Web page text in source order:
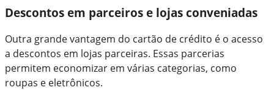
Descontos em parceiros e lojas conveniadas
Outra grande vantagem do cartão de crédito é o acesso
a descontos em lojas parceiras. Essas parcerias
permitem economizar em várias categorias, como
roupas e eletrônicos.